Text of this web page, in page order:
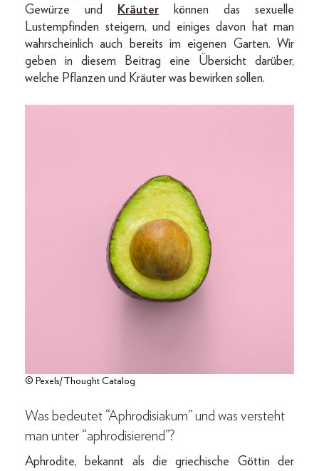
Gewürze und
Kräuter können das sexuelle
Lustempfinden steigern, und einiges davon hat man
wahrscheinlich auch bereits im eigenen Garten. Wir
geben in diesem Beitrag eine Übersicht darüber,
welche Pflanzen und Kräuter was bewirken sollen.
© Pexels/Thought Catalog
Was bedeutet “Aphrodisiakum” und was versteht
man unter “aphrodisierend”?
Aphrodite, bekannt als die griechische Göttin der